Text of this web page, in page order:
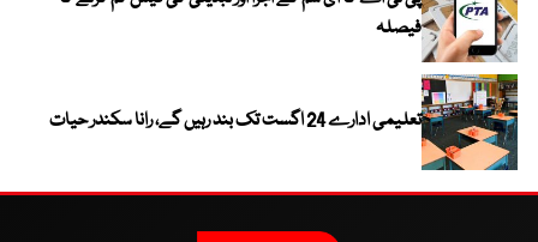
فیصلہ
تعلیمی ادارے 24 اگست تک بند رہیں گے، رانا سکندر حیات